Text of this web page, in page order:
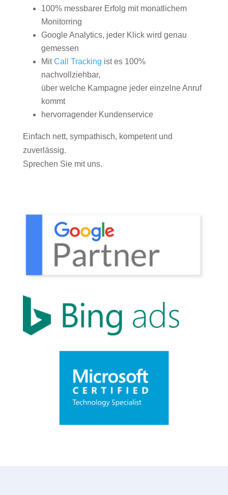
100% messbarer Erfolg mit monatlichem
Monitorring
Google Analytics, jeder Klick wird genau
gemessen
MitCall Tracking ist es 100%
nachvollziehbar,
über welche Kampagne jeder einzelne Anruf
kommt
hervorragender Kundenservice
Einfach nett, sympathisch, kompetent und
zuverlässig.
Sprechen Sie mit uns.